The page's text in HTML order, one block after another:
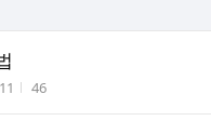
조회수
46